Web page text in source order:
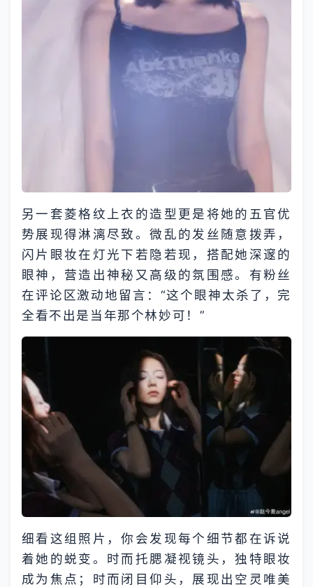
另一套菱格纹上衣的造型更是将她的五官优
势展现得淋漓尽致。微乱的发丝随意拨弄，
闪片眼妆在灯光下若隐若现，搭配她深邃的
眼神，营造出神秘又高级的氛围感。有粉丝
在评论区激动地留言：“这个眼神太杀了，完
全看不出是当年那个林妙可！”
细看这组照片，你会发现每个细节都在诉说
着她的蜕变。时而托腮凝视镜头，独特眼妆
成为焦点；时而闭目仰头，展现出空灵唯美